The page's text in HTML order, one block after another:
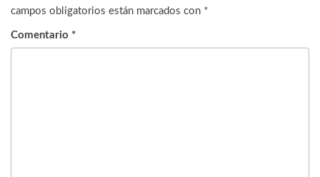
campos obligatorios están marcados con *
Comentario *